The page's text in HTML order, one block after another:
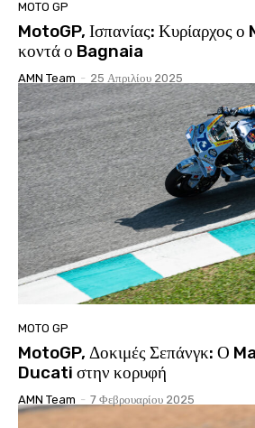
MOTO GP
MotoGP, Ισπανίας: Κυρίαρχος
κοντά ο Bagnaia
AMN Team - 25 Απριλίου 2025
MOTO GP
MotoGP, Δοκιμές Σεπάνγκ: Ο
Ducati στην κορυφή
AMN Team - 7 Φεβρουαρίου 2025